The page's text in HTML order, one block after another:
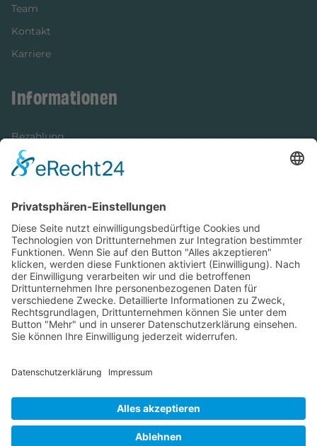
Team
Kontakt
Karriere
Informationen
Bezahlung
Newsletter
Versandinformationen
Verfügbarkeit/Verträglichkeit
Rechtliches
Widerrufsrecht und Widerrufsformular
Impressum
Datenschutzerklärung
Cookie-Einstellungen
AGB
Streitbeilegungsstelle